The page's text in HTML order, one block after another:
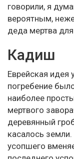
говорили, я
вероятным,
деда мертва
Кадиш
Еврейская идея
погребение
наиболее
мертвого
деревянный
касалось
усопшего